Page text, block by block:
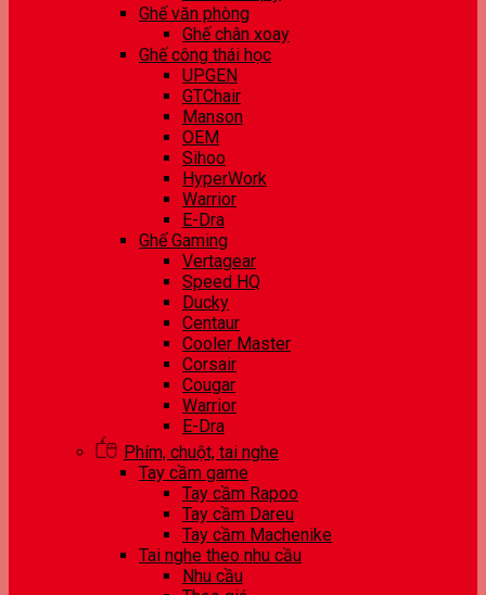
Ghế văn phòng
Ghế chân xoay
Ghế công thái học
UPGEN
GTChair
Manson
OEM
Sihoo
HyperWork
Warrior
E-Dra
Ghế Gaming
Vertagear
Speed HQ
Ducky
Centaur
Cooler Master
Corsair
Cougar
Warrior
E-Dra
Phím, chuột, tai nghe
Tay cầm game
Tay cầm Rapoo
Tay cầm Dareu
Tay cầm Machenike
Tai nghe theo nhu cầu
Nhu cầu